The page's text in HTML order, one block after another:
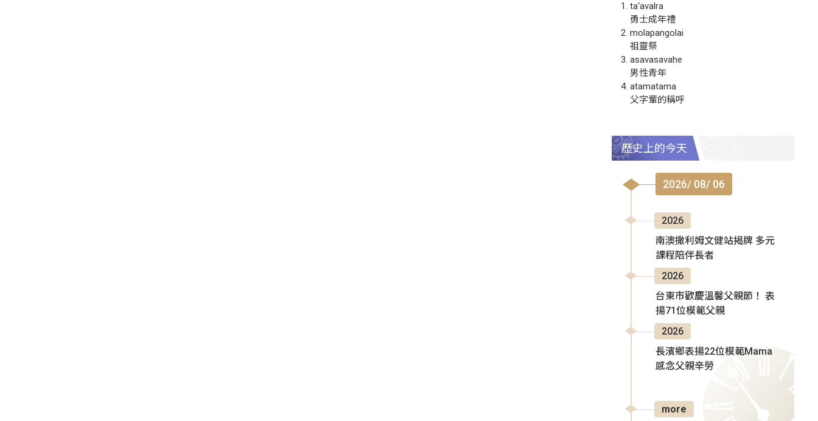
ta‘avalra
勇士成年禮
molapangolai
祖靈祭
asavasavahe
男性青年
atamatama
父字輩的稱呼
歷史上的今天
2026/ 08/ 06
2026
南澳撒利姆文健站揭牌 多元
課程陪伴長者
2026
台東市歡慶溫馨父親節！ 表
揚71位模範父親
2026
長濱鄉表揚22位模範Mama
感念父親辛勞
more